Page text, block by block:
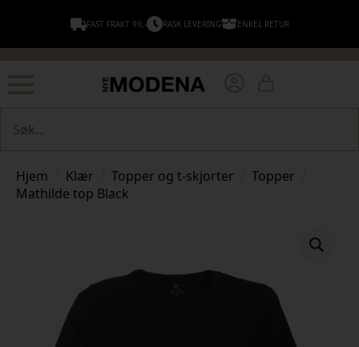
FAST FRAKT 99,- RASK LEVERING ENKEL RETUR
Hjem Klær Topper og t-skjorter
Topper
Mathilde top Black